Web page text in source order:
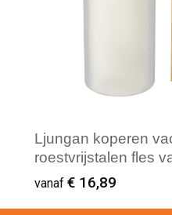
Ljungan koperen
roestvrijstalen fles
leren band en deksel
vanaf € 16,89